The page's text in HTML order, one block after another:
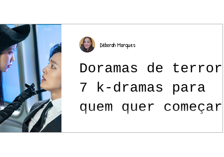
Doramas de terror:
7 k-dramas para
quem quer começar
Déborah Marques